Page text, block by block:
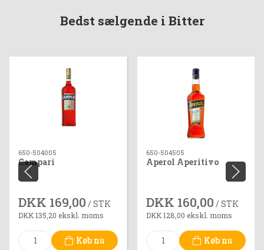
Bedst sælgende i Bitter
650-504005
Campari
DKK 169,00 / STK
DKK 135,20 ekskl. moms
Køb nu
650-504505
Aperol Aperitivo
DKK 160,00 / STK
DKK 128,00 ekskl. moms
Køb nu